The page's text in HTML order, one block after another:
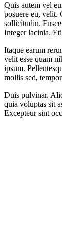
Quis autem vel
posuere eu, velit.
sollicitudin.
Integer lacinia.
Itaque earum
velit esse quam
ipsum.
mollis sed,
Duis pulvinar.
quia voluptas sit
Excepteur sint